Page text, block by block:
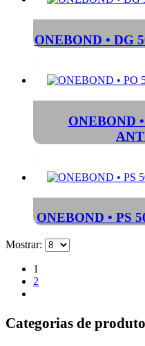
ONEBOND • DG
ONEBOND
ONEBOND • PS
Mostrar:
1
2
Categorias de produto